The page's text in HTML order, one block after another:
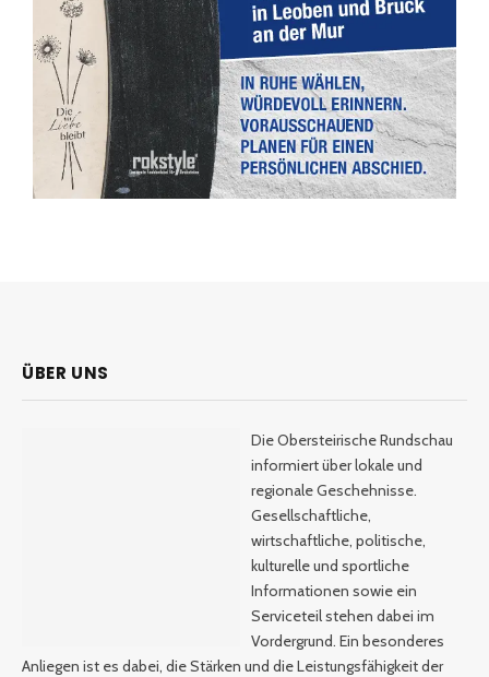
ÜBER UNS
Die Obersteirische Rundschau
informiert über lokale und
regionale Geschehnisse.
Gesellschaftliche,
wirtschaftliche, politische,
kulturelle und sportliche
Informationen sowie ein
Serviceteil stehen dabei im
Vordergrund. Ein besonderes
Anliegen ist es dabei, die Stärken und die Leistungsfähigkeit der